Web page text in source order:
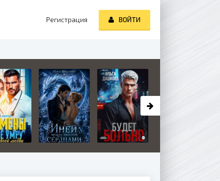
Регистрация ВОЙТИ